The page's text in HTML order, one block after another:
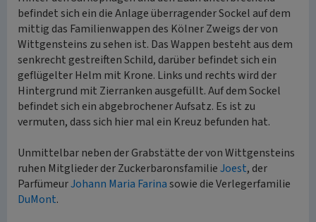
befindet sich ein die Anlage überragender Sockel auf dem
mittig das Familienwappen des Kölner Zweigs der von
Wittgensteins zu sehen ist. Das Wappen besteht aus dem
senkrecht gestreiften Schild, darüber befindet sich ein
geflügelter Helm mit Krone. Links und rechts wird der
Hintergrund mit Zierranken ausgefüllt. Auf dem Sockel
befindet sich ein abgebrochener Aufsatz. Es ist zu
vermuten, dass sich hier mal ein Kreuz befunden hat.
Unmittelbar neben der Grabstätte der von Wittgensteins
ruhen Mitglieder der ZuckerbaronsfamilieJoest, der
ParfümeurJohann Maria Farinasowie die Verlegerfamilie
DuMont.